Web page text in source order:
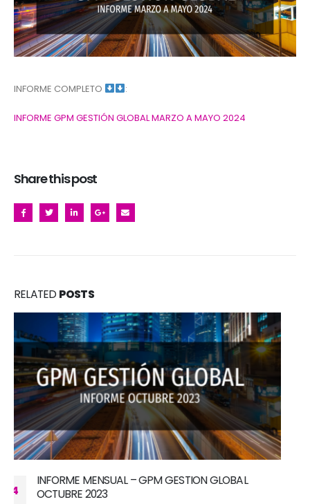
INFORME COMPLETO :
INFORME GPM GESTIÓN GLOBAL MARZO A MAYO 2024
Share this post
RELATED POSTS
INFORME MENSUAL – GPM GESTION GLOBAL MAYO
2023